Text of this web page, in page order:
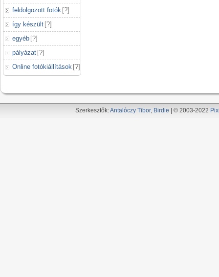
feldolgozott fotók [?]
így készült [?]
egyéb [?]
pályázat [?]
Online fotókiállítások [?]
Szerkesztők:Antalóczy Tibor, Birdie | © 2003-2022